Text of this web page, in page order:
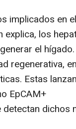
implicados en
explica, los
el hígado.
regenerativa,
Estas
EpCAM+
dichos